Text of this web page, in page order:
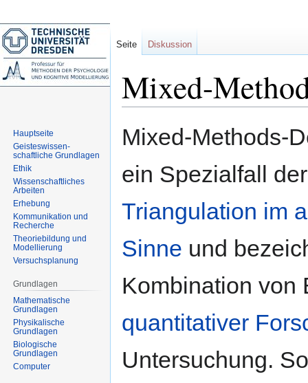
Mixed-
Navigation
Suche
ein Spezialfall der
Triangulation im
Sinne und
Kombination von
quantitativer
Untersuchung.
Seite Diskussion
Hauptseite
Geisteswissen-
schaftliche Grundlagen
Ethik
Wissenschaftliches
Arbeiten
Erhebung
Kommunikation und
Recherche
Theoriebildung und
Modellierung
Versuchsplanung
Grundlagen
Mathematische
Grundlagen
Physikalische
Grundlagen
Biologische
Grundlagen
Computer